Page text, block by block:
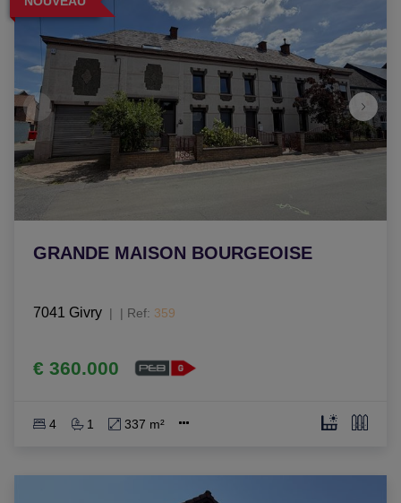
GRANDE MAISON BOURGEOISE
7041 Givry | Ref: 359
€ 360.000
4 1 337 m²